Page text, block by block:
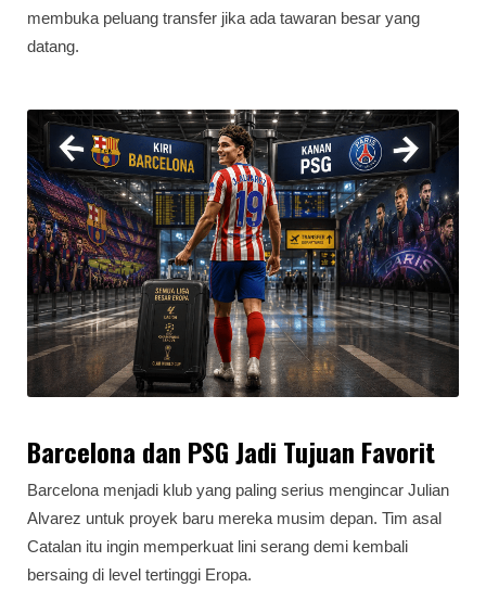
membuka peluang transfer jika ada tawaran besar yang
datang.
Barcelona dan PSG Jadi Tujuan Favorit
Barcelona menjadi klub yang paling serius mengincar Julian
Alvarez untuk proyek baru mereka musim depan. Tim asal
Catalan itu ingin memperkuat lini serang demi kembali
bersaing di level tertinggi Eropa.